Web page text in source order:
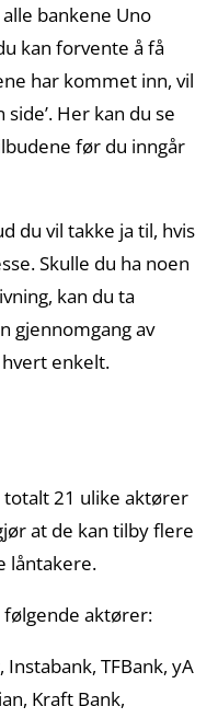
bankene Uno
kan forvente å få
har kommet inn, vil
Her kan du se
før du inngår
du vil takke ja til, hvis
Skulle du ha noen
kan du ta
gjennomgang av
enkelt.
totalt 21 ulike aktører
at de kan tilby flere
låntakere.
følgende aktører:
TFBank, yA
Kraft Bank,